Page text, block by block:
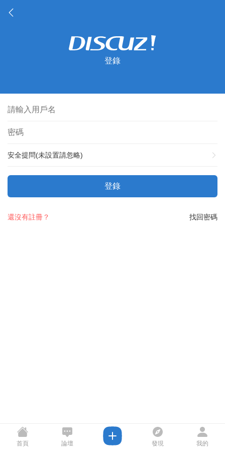
登錄
安全提問(未設置請忽略)
登錄
找回密碼
還沒有註冊？
首頁 論壇 發現 我的